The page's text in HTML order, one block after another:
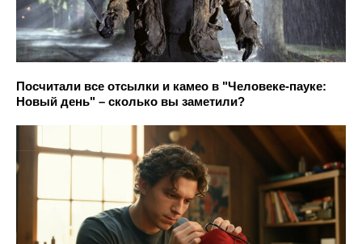
Посчитали все отсылки и камео в "Человеке-пауке:
Новый день" – сколько вы заметили?